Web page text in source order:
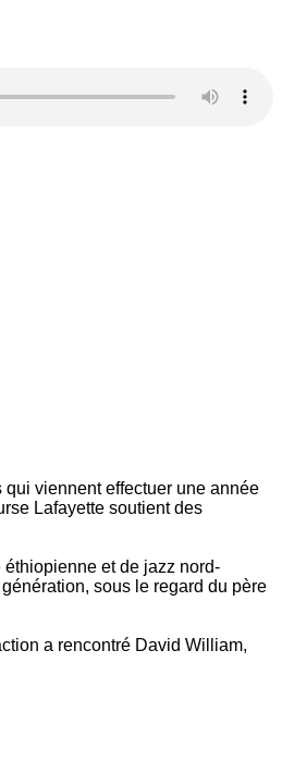
viennent effectuer une année
Lafayette soutient des
et de jazz nord-
sous le regard du père
a rencontré David William,